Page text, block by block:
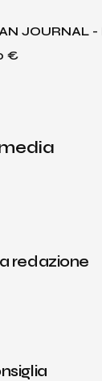
JOURNAL -
€
redazione